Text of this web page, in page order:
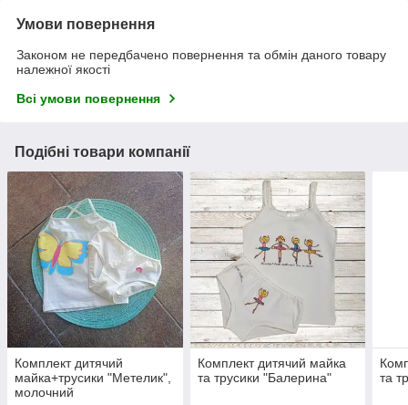
Умови повернення
Законом не передбачено повернення та обмін даного товару
належної якості
Всі умови повернення
Подібні товари компанії
Комплект дитячий
майка+трусики "Метелик",
молочний
Комплект дитячий майка
та трусики "Балерина"
та